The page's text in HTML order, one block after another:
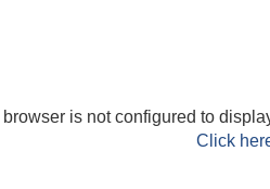
browser is not configured to
Click